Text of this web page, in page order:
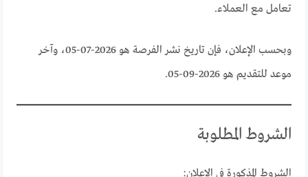
تعامل مع العملاء.
وبحسب الإعلان، فإن تاريخ نشر الفرصة هو 2026-07-05، وآخر
موعد للتقديم هو 2026-09-05.
الشروط المطلوبة
الشروط المذكورة في الإعلان: